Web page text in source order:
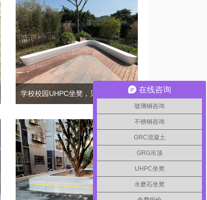
学校校园UHPC坐凳，见证着知识的生长! 在线咨询
玻璃钢咨询
不锈钢咨询
GRC混凝土
GRG吊顶
UHPC坐凳
水磨石坐凳